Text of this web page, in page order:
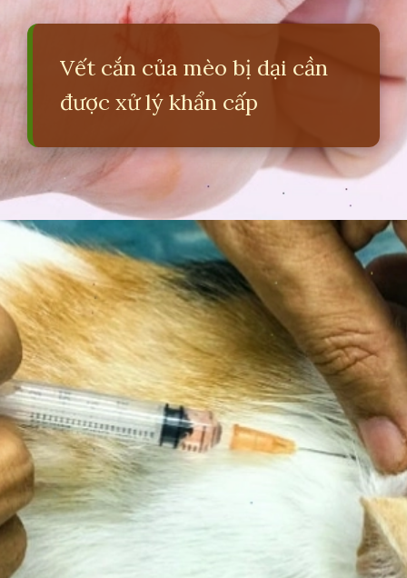
Vết cắn của mèo bị dại cần
được xử lý khẩn cấp
Đang mởhttps://erci.edu.vn/meo-dai-co-bieu-hien-gi